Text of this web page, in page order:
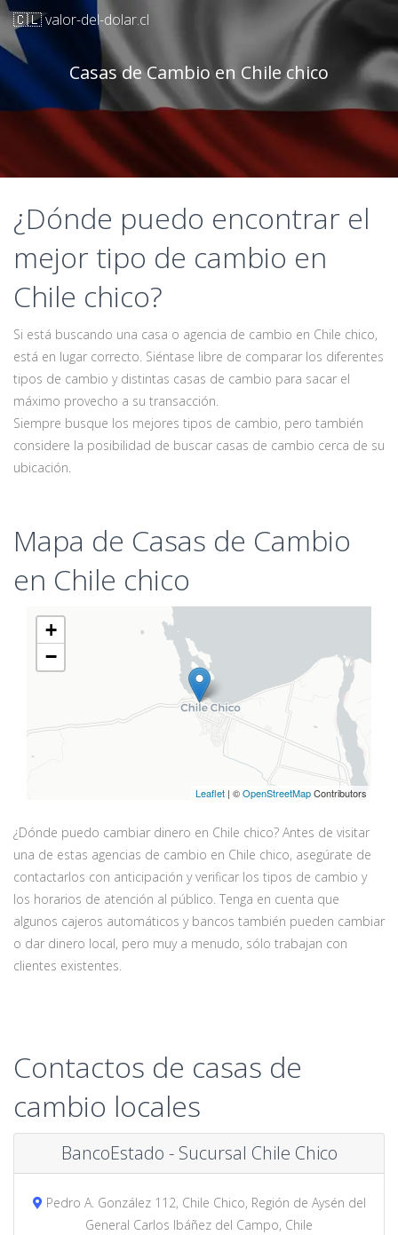
🇨🇱 valor-del-dolar.cl
Casas de Cambio en Chile chico
¿Dónde puedo encontrar el
mejor tipo de cambio en
Chile chico?
Si está buscando una casa o agencia de cambio en Chile chico,
está en lugar correcto. Siéntase libre de comparar los diferentes
tipos de cambio y distintas casas de cambio para sacar el
máximo provecho a su transacción.
Siempre busque los mejores tipos de cambio, pero también
considere la posibilidad de buscar casas de cambio cerca de su
ubicación.
Mapa de Casas de Cambio
en Chile chico
+
−
Leaflet | ©OpenStreetMapContributors
¿Dónde puedo cambiar dinero en Chile chico? Antes de visitar
una de estas agencias de cambio en Chile chico, asegúrate de
contactarlos con anticipación y verificar los tipos de cambio y
los horarios de atención al público. Tenga en cuenta que
algunos cajeros automáticos y bancos también pueden cambiar
o dar dinero local, pero muy a menudo, sólo trabajan con
clientes existentes.
Contactos de casas de
cambio locales
BancoEstado - Sucursal Chile Chico
Pedro A. González 112, Chile Chico, Región de Aysén del
General Carlos Ibáñez del Campo, Chile